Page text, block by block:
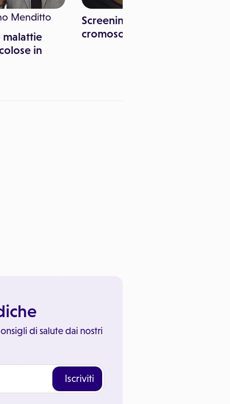
Menditto
malattie
in
Screening malattie
cromosomiche
di salute dai nostri
Iscriviti